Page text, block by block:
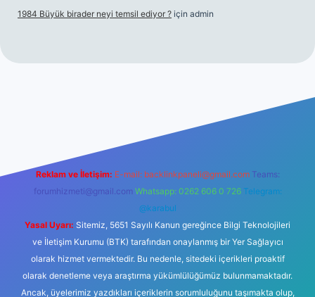
1984 Büyük birader neyi temsil ediyor ? için admin
Reklam ve İletişim: E-mail: backlinkpaneli@gmail.com Teams:
forumhizmeti@gmail.com Whatsapp: 0262 606 0 726 Telegram:
@karabul
Yasal Uyarı: Sitemiz, 5651 Sayılı Kanun gereğince Bilgi Teknolojileri
ve İletişim Kurumu (BTK) tarafından onaylanmış bir Yer Sağlayıcı
olarak hizmet vermektedir. Bu nedenle, sitedeki içerikleri proaktif
olarak denetleme veya araştırma yükümlülüğümüz bulunmamaktadır.
Ancak, üyelerimiz yazdıkları içeriklerin sorumluluğunu taşımakta olup,